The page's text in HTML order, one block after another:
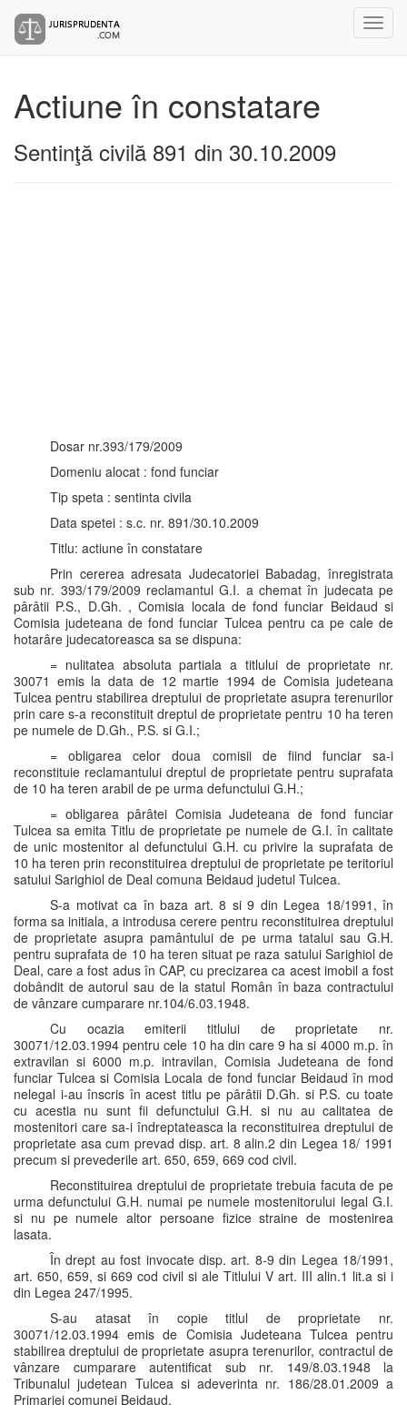
Actiune în constatare
Sentinţă civilă 891 din 30.10.2009
Dosar nr.393/179/2009
Domeniu alocat : fond funciar
Tip speta : sentinta civila
Data spetei : s.c. nr. 891/30.10.2009
Titlu: actiune în constatare
Prin cererea adresata Judecatoriei Babadag, înregistrata
sub nr. 393/179/2009 reclamantul G.I. a chemat în judecata pe
pârâtii P.S., D.Gh. , Comisia locala de fond funciar Beidaud si
Comisia judeteana de fond funciar Tulcea pentru ca pe cale de
hotarâre judecatoreasca sa se dispuna:
= nulitatea absoluta partiala a titlului de proprietate nr.
30071 emis la data de 12 martie 1994 de Comisia judeteana
Tulcea pentru stabilirea dreptului de proprietate asupra terenurilor
prin care s-a reconstituit dreptul de proprietate pentru 10 ha teren
pe numele de D.Gh., P.S. si G.I.;
= obligarea celor doua comisii de fiind funciar sa-i
reconstituie reclamantului dreptul de proprietate pentru suprafata
de 10 ha teren arabil de pe urma defunctului G.H.;
= obligarea pârâtei Comisia Judeteana de fond funciar
Tulcea sa emita Titlu de proprietate pe numele de G.I. în calitate
de unic mostenitor al defunctului G.H. cu privire la suprafata de
10 ha teren prin reconstituirea dreptului de proprietate pe teritoriul
satului Sarighiol de Deal comuna Beidaud judetul Tulcea.
S-a motivat ca în baza art. 8 si 9 din Legea 18/1991, în
forma sa initiala, a introdusa cerere pentru reconstituirea dreptului
de proprietate asupra pamântului de pe urma tatalui sau G.H.
pentru suprafata de 10 ha teren situat pe raza satului Sarighiol de
Deal, care a fost adus în CAP, cu precizarea ca acest imobil a fost
dobândit de autorul sau de la statul Român în baza contractului
de vânzare cumparare nr.104/6.03.1948.
Cu ocazia emiterii titlului de proprietate nr.
30071/12.03.1994 pentru cele 10 ha din care 9 ha si 4000 m.p. în
extravilan si 6000 m.p. intravilan, Comisia Judeteana de fond
funciar Tulcea si Comisia Locala de fond funciar Beidaud în mod
nelegal i-au înscris în acest titlu pe pârâtii D.Gh. si P.S. cu toate
cu acestia nu sunt fii defunctului G.H. si nu au calitatea de
mostenitori care sa-i îndreptateasca la reconstituirea dreptului de
proprietate asa cum prevad disp. art. 8 alin.2 din Legea 18/ 1991
precum si prevederile art. 650, 659, 669 cod civil.
Reconstituirea dreptului de proprietate trebuia facuta de pe
urma defunctului G.H. numai pe numele mostenitorului legal G.I.
si nu pe numele altor persoane fizice straine de mostenirea
lasata.
În drept au fost invocate disp. art. 8-9 din Legea 18/1991,
art. 650, 659, si 669 cod civil si ale Titlului V art. III alin.1 lit.a si i
din Legea 247/1995.
S-au atasat în copie titlul de proprietate nr.
30071/12.03.1994 emis de Comisia Judeteana Tulcea pentru
stabilirea dreptului de proprietate asupra terenurilor, contractul de
vânzare cumparare autentificat sub nr. 149/8.03.1948 la
Tribunalul judetean Tulcea si adeverinta nr. 186/28.01.2009 a
Primariei comunei Beidaud.